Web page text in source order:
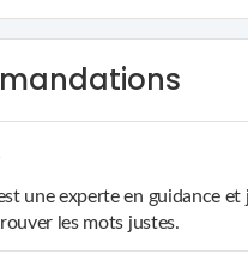
une experte en guidance
les mots justes.